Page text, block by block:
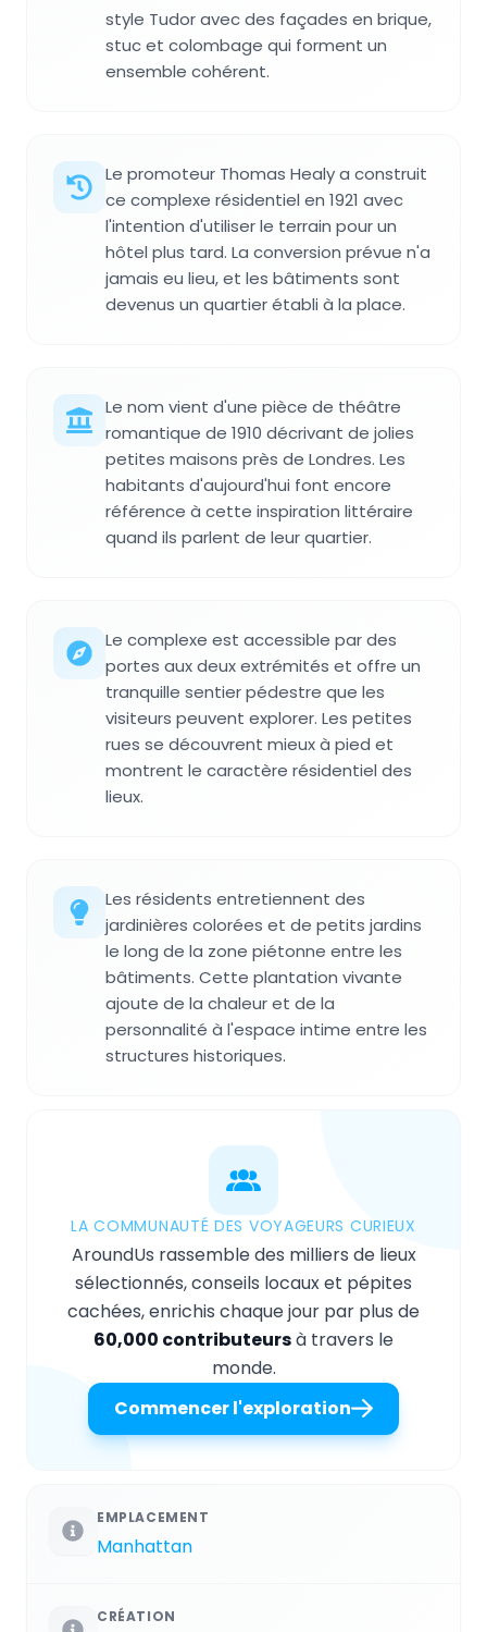
style Tudor avec des façades en brique,
stuc et colombage qui forment un
ensemble cohérent.
Le promoteur Thomas Healy a construit
ce complexe résidentiel en 1921 avec
l'intention d'utiliser le terrain pour un
hôtel plus tard. La conversion prévue n'a
jamais eu lieu, et les bâtiments sont
devenus un quartier établi à la place.
Le nom vient d'une pièce de théâtre
romantique de 1910 décrivant de jolies
petites maisons près de Londres. Les
habitants d'aujourd'hui font encore
référence à cette inspiration littéraire
quand ils parlent de leur quartier.
Le complexe est accessible par des
portes aux deux extrémités et offre un
tranquille sentier pédestre que les
visiteurs peuvent explorer. Les petites
rues se découvrent mieux à pied et
montrent le caractère résidentiel des
lieux.
Les résidents entretiennent des
jardinières colorées et de petits jardins
le long de la zone piétonne entre les
bâtiments. Cette plantation vivante
ajoute de la chaleur et de la
personnalité à l'espace intime entre les
structures historiques.
LA COMMUNAUTÉ DES VOYAGEURS CURIEUX
AroundUs rassemble des milliers de lieux
sélectionnés, conseils locaux et pépites
cachées, enrichis chaque jour par plus de
60,000 contributeursà travers le
monde.
Commencer l'exploration
EMPLACEMENT
Manhattan
CRÉATION